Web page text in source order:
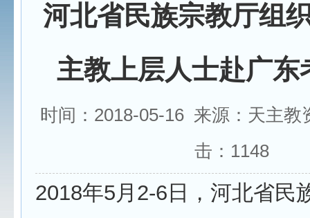
河北省民族宗教厅组
主教上层人士赴广东
时间：2018-05-16 来源：天主
击： 1148
2018年5月2-6日，河北省民